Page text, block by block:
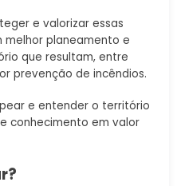
e valorizar essas
melhor planeamento e
que resultam, entre
prevenção de incêndios.
e entender o território
conhecimento em valor